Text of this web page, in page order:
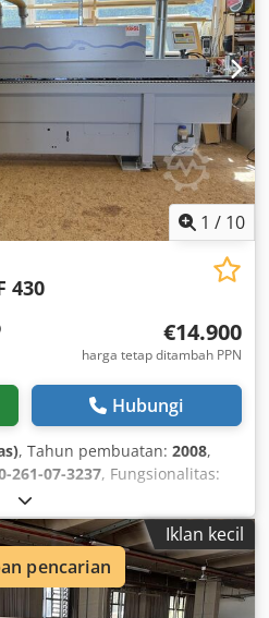
1 / 10
430
€14.900
harga tetap ditambah PPN
Hubungi
, Tahun pembuatan: 2008,
261-07-3237, Fungsionalitas:
masuk:
, ketebalan tepi (maks.):6 mm,
mekanis, jenis aktuasi:
, panjang total:4.860 mm,
keseluruhan:1.630 kg,
CE, dokumentasi / manual
Iklan kecil
pencarian